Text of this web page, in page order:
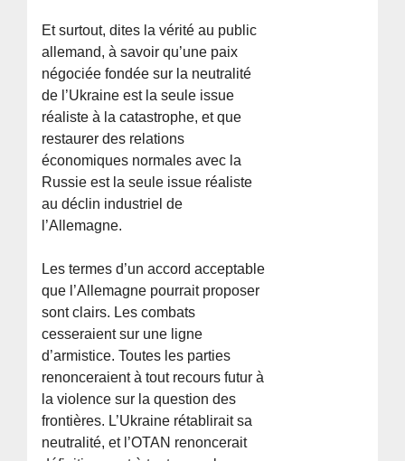
Et surtout, dites la vérité au public
allemand, à savoir qu’une paix
négociée fondée sur la neutralité
de l’Ukraine est la seule issue
réaliste à la catastrophe, et que
restaurer des relations
économiques normales avec la
Russie est la seule issue réaliste
au déclin industriel de
l’Allemagne.
Les termes d’un accord acceptable
que l’Allemagne pourrait proposer
sont clairs. Les combats
cesseraient sur une ligne
d’armistice. Toutes les parties
renonceraient à tout recours futur à
la violence sur la question des
frontières. L’Ukraine rétablirait sa
neutralité, et l’OTAN renoncerait